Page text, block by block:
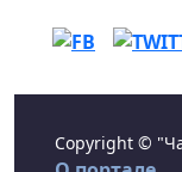
Copyright ©